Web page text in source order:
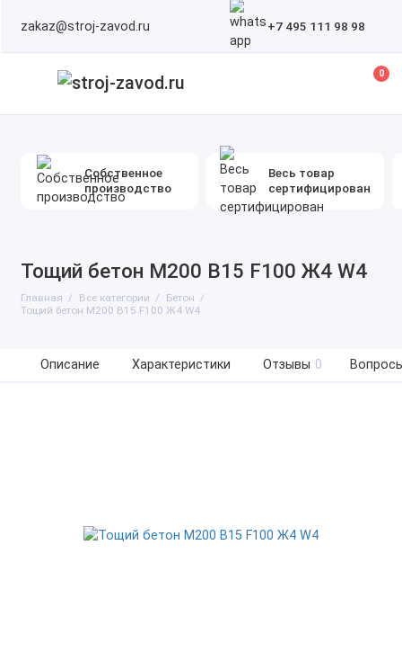
zakaz@stroj-zavod.ru +7 495 111 98 98
0
Собственное
производство
Весь товар
сертифицирован
Тощий бетон М200 B15 F100 Ж4 W4
Главная Все категории
Бетон
Тощий бетон М200 B15 F100 Ж4 W4
Описание Характеристики Отзывы 0